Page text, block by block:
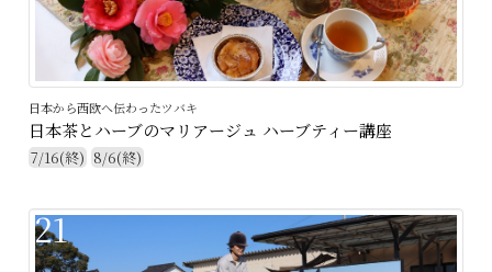
日本から西欧へ伝わったツバキ
日本茶とハーブのマリアージュ ハーブティー講座
7/16(終) 8/6(終)
21